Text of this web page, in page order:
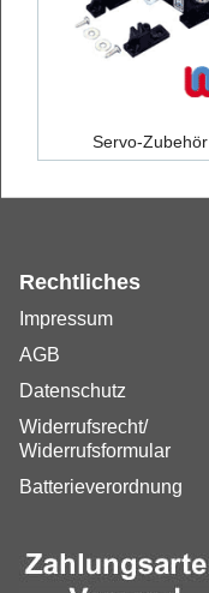
Servo-Zubehör
Rechtliches
Impressum
AGB
Datenschutz
Widerrufsrecht/
Widerrufsformular
Batterieverordnung